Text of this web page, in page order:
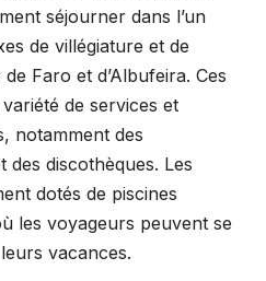
séjourner dans l’un
de villégiature et de
Faro et d’Albufeira. Ces
de services et
notamment des
des discothèques. Les
dotés de piscines
les voyageurs peuvent se
vacances.